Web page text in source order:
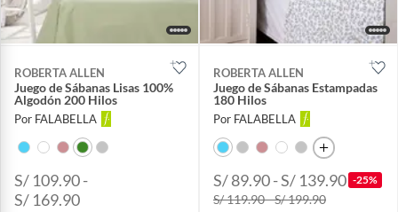
ROBERTA ALLEN
Juego de Sábanas Lisas 100%
Algodón 200 Hilos
Por FALABELLA
S/ 109.90 -
S/ 169.90
ROBERTA ALLEN
Juego de Sábanas Estampadas
180 Hilos
Por FALABELLA
S/ 89.90 - S/ 139.90 -25%
S/ 119.90 - S/ 199.90